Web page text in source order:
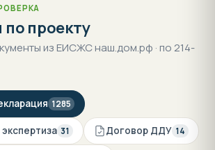
проекту
из ЕИСЖС наш.дом.рф · по 214-
1285
31 Договор ДДУ 14